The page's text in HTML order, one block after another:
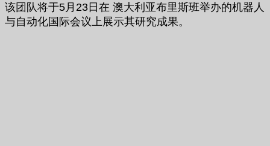
该团队将于5月23日在 澳大利亚布里斯班举办的机器人
与自动化国际会议上展示其研究成果。